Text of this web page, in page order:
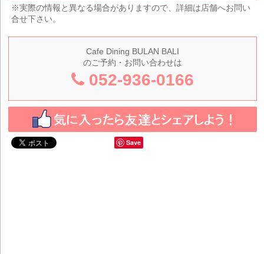
※実際の情報と異なる場合がありますので、詳細は店舗へお問い
合せ下さい。
Cafe Dining BULAN BALI
のご予約・お問い合わせは
052-936-0166
Save